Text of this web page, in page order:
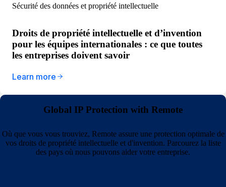
Sécurité des données et propriété intellectuelle
Droits de propriété intellectuelle et d’invention
pour les équipes internationales : ce que toutes
les entreprises doivent savoir
Learn more
Global IP Protection with Remote
Où que vous vous trouviez, Remote assure une protection optimale de
vos droits de propriété intellectuelle et d'invention. Parcourez la liste
des pays où nous pouvons aider votre entreprise.